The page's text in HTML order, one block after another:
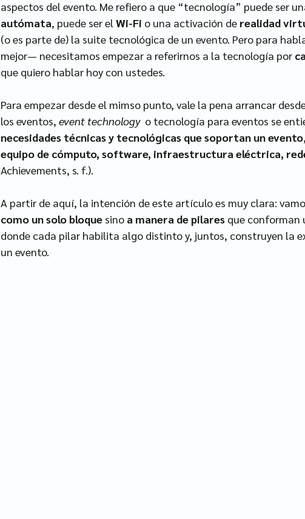
aspectos del evento. Me refiero a que “tecnología” puede ser
autómata, puede ser el Wi-Fi o una activación de realidad
(o es parte de) la suite tecnológica de un evento. Pero para
mejor— necesitamos empezar a referirnos a la tecnología por
que quiero hablar hoy con ustedes.
Para empezar desde el mimso punto, vale la pena arrancar
los eventos, event technology o tecnología para eventos se
necesidades técnicas y tecnológicas que soportan un evento
equipo de cómputo, software, infraestructura eléctrica,
Achievements, s. f.).
A partir de aquí, la intención de este artículo es muy clara:
como un solo bloque sino a manera de pilares que conforman
donde cada pilar habilita algo distinto y, juntos, construyen la
un evento.